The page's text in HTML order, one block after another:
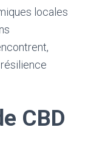
locales
CBD